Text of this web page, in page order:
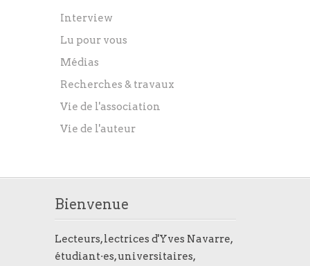
Interview
Lu pour vous
Médias
Recherches & travaux
Vie de l'association
Vie de l'auteur
Bienvenue
Lecteurs, lectrices d'Yves Navarre,
étudiant·es, universitaires,